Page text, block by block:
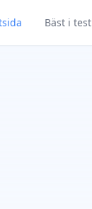
Bäst i test